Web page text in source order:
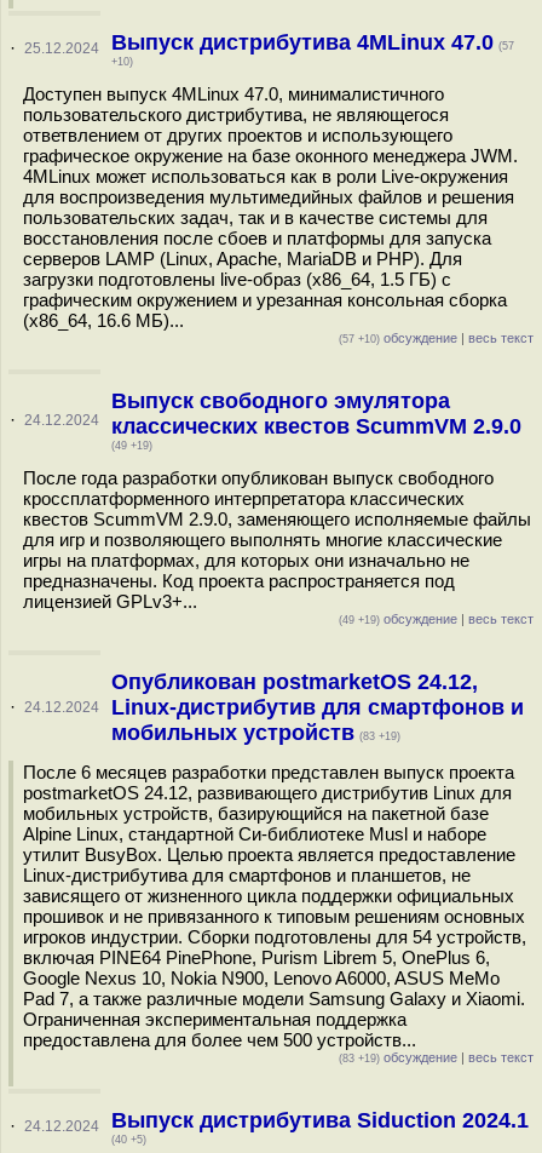
· 25.12.2024 Выпуск дистрибутива 4MLinux 47.0 (57
+10)
Доступен выпуск 4MLinux 47.0, минималистичного
пользовательского дистрибутива, не являющегося
ответвлением от других проектов и использующего
графическое окружение на базе оконного менеджера JWM.
4MLinux может использоваться как в роли Live-окружения
для воспроизведения мультимедийных файлов и решения
пользовательских задач, так и в качестве системы для
восстановления после сбоев и платформы для запуска
серверов LAMP (Linux, Apache, MariaDB и PHP). Для
загрузки подготовлены live-образ (x86_64, 1.5 ГБ) с
графическим окружением и урезанная консольная сборка
(x86_64, 16.6 МБ)...
(57 +10) обсуждение | весь текст
· 24.12.2024
Выпуск свободного эмулятора
классических квестов ScummVM 2.9.0
(49 +19)
После года разработки опубликован выпуск свободного
кроссплатформенного интерпретатора классических
квестов ScummVM 2.9.0, заменяющего исполняемые файлы
для игр и позволяющего выполнять многие классические
игры на платформах, для которых они изначально не
предназначены. Код проекта распространяется под
лицензией GPLv3+...
(49 +19) обсуждение | весь текст
· 24.12.2024
Опубликован postmarketOS 24.12,
Linux-дистрибутив для смартфонов и
мобильных устройств (83 +19)
После 6 месяцев разработки представлен выпуск проекта
postmarketOS 24.12, развивающего дистрибутив Linux для
мобильных устройств, базирующийся на пакетной базе
Alpine Linux, стандартной Си-библиотеке Musl и наборе
утилит BusyBox. Целью проекта является предоставление
Linux-дистрибутива для смартфонов и планшетов, не
зависящего от жизненного цикла поддержки официальных
прошивок и не привязанного к типовым решениям основных
игроков индустрии. Сборки подготовлены для 54 устройств,
включая PINE64 PinePhone, Purism Librem 5, OnePlus 6,
Google Nexus 10, Nokia N900, Lenovo A6000, ASUS MeMo
Pad 7, а также различные модели Samsung Galaxy и Xiaomi.
Ограниченная экспериментальная поддержка
предоставлена для более чем 500 устройств...
(83 +19) обсуждение | весь текст
· 24.12.2024 Выпуск дистрибутива Siduction 2024.1
(40 +5)